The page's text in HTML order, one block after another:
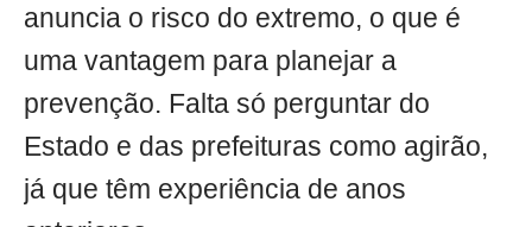
anuncia o risco do extremo, o que é
uma vantagem para planejar a
prevenção. Falta só perguntar do
Estado e das prefeituras como agirão,
já que têm experiência de anos